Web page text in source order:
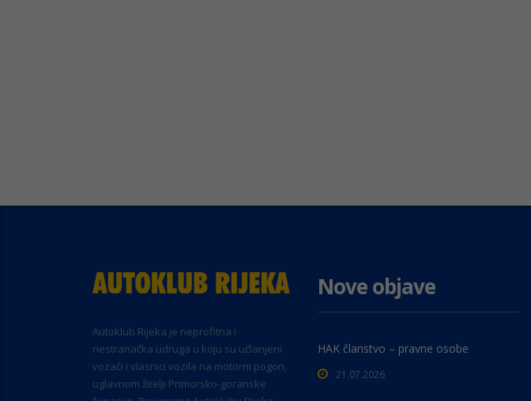
Autoklub Rijeka je neprofitna i
nestranačka udruga u koju su učlanjeni
vozači i vlasnici vozila na motorni pogon,
uglavnom žitelji Primorsko-goranske
Nove objave
HAK članstvo – pravne osobe
21.07.2026